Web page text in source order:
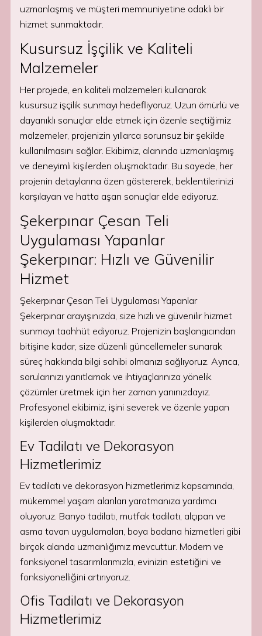
uzmanlaşmış ve müşteri memnuniyetine odaklı bir
hizmet sunmaktadır.
Kusursuz İşçilik ve Kaliteli
Malzemeler
Her projede, en kaliteli malzemeleri kullanarak
kusursuz işçilik sunmayı hedefliyoruz. Uzun ömürlü ve
dayanıklı sonuçlar elde etmek için özenle seçtiğimiz
malzemeler, projenizin yıllarca sorunsuz bir şekilde
kullanılmasını sağlar. Ekibimiz, alanında uzmanlaşmış
ve deneyimli kişilerden oluşmaktadır. Bu sayede, her
projenin detaylarına özen göstererek, beklentilerinizi
karşılayan ve hatta aşan sonuçlar elde ediyoruz.
Şekerpınar Çesan Teli
Uygulaması Yapanlar
Şekerpınar: Hızlı ve Güvenilir
Hizmet
Şekerpınar Çesan Teli Uygulaması Yapanlar
Şekerpınar arayışınızda, size hızlı ve güvenilir hizmet
sunmayı taahhüt ediyoruz. Projenizin başlangıcından
bitişine kadar, size düzenli güncellemeler sunarak
süreç hakkında bilgi sahibi olmanızı sağlıyoruz. Ayrıca,
sorularınızı yanıtlamak ve ihtiyaçlarınıza yönelik
çözümler üretmek için her zaman yanınızdayız.
Profesyonel ekibimiz, işini severek ve özenle yapan
kişilerden oluşmaktadır.
Ev Tadilatı ve Dekorasyon
Hizmetlerimiz
Ev tadilatı ve dekorasyon hizmetlerimiz kapsamında,
mükemmel yaşam alanları yaratmanıza yardımcı
oluyoruz. Banyo tadilatı, mutfak tadilatı, alçıpan ve
asma tavan uygulamaları, boya badana hizmetleri gibi
birçok alanda uzmanlığımız mevcuttur. Modern ve
fonksiyonel tasarımlarımızla, evinizin estetiğini ve
fonksiyonelliğini artırıyoruz.
Ofis Tadilatı ve Dekorasyon
Hizmetlerimiz